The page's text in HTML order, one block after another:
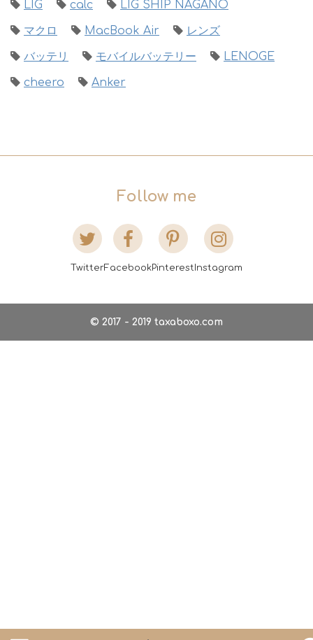
LIG calc LIG SHIP NAGANO
マクロ MacBook Air レンズ
バッテリ モバイルバッテリー LENOGE
cheero Anker
Follow me
TwitterFacebookPinterestInstagram
© 2017 - 2019 taxaboxo.com